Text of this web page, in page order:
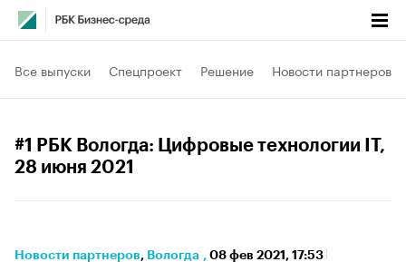
Все выпуски Спецпроект Решение Новости партнеров
#1 РБК Вологда: Цифровые технологии IT ,
28 июня 2021
Новости партнеров⁠, Вологда , 08 фев 2021, 17:53